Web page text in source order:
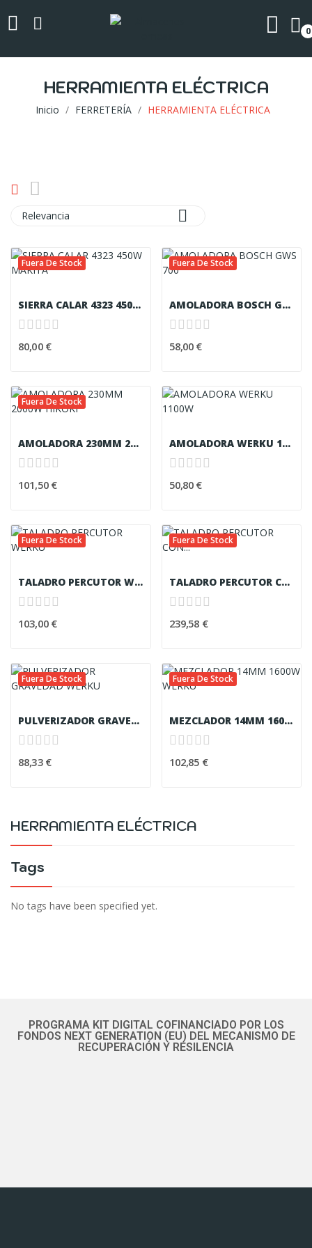
0
HERRAMIENTA ELÉCTRICA
Inicio FERRETERÍA HERRAMIENTA ELÉCTRICA
HERRAMIENTA ELÉCTRICA
Tags
No tags have been specified yet.
Relevancia 
Fuera De Stock
SIERRA CALAR 4323 450W MAKITA
80,00 €
Fuera De Stock
AMOLADORA BOSCH GWS 700
58,00 €
Fuera De Stock
AMOLADORA 230MM 2000W HIKOKI
101,50 €
AMOLADORA WERKU 1100W
50,80 €
Fuera De Stock
TALADRO PERCUTOR WERKU
103,00 €
Fuera De Stock
TALADRO PERCUTOR CON BATERÍA WERKU
239,58 €
Fuera De Stock
PULVERIZADOR GRAVEDAD WERKU
88,33 €
Fuera De Stock
MEZCLADOR 14MM 1600W WERKU
102,85 €
PROGRAMA KIT DIGITAL COFINANCIADO POR LOS
FONDOS NEXT GENERATION (EU) DEL MECANISMO DE
RECUPERACIÓN Y RESILENCIA